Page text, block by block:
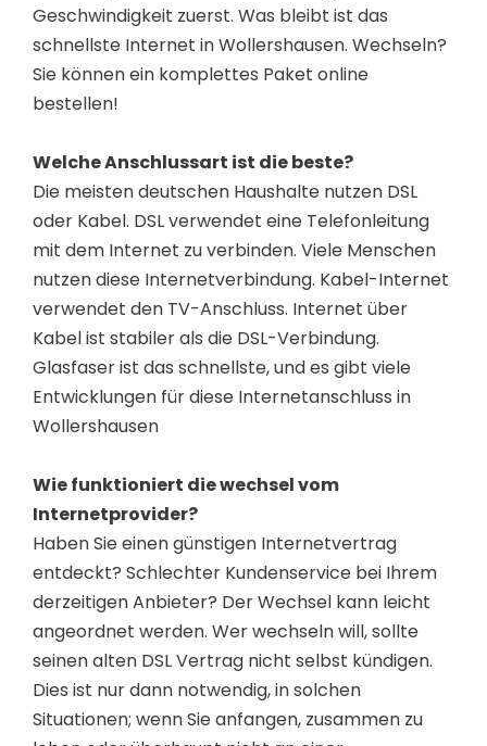
Geschwindigkeit zuerst. Was bleibt ist das
schnellste Internet in Wollershausen. Wechseln?
Sie können ein komplettes Paket online
bestellen!
Welche Anschlussart ist die beste?
Die meisten deutschen Haushalte nutzen DSL
oder Kabel. DSL verwendet eine Telefonleitung
mit dem Internet zu verbinden. Viele Menschen
nutzen diese Internetverbindung. Kabel-Internet
verwendet den TV-Anschluss. Internet über
Kabel ist stabiler als die DSL-Verbindung.
Glasfaser ist das schnellste, und es gibt viele
Entwicklungen für diese Internetanschluss in
Wollershausen
Wie funktioniert die wechsel vom
Internetprovider?
Haben Sie einen günstigen Internetvertrag
entdeckt? Schlechter Kundenservice bei Ihrem
derzeitigen Anbieter? Der Wechsel kann leicht
angeordnet werden. Wer wechseln will, sollte
seinen alten DSL Vertrag nicht selbst kündigen.
Dies ist nur dann notwendig, in solchen
Situationen; wenn Sie anfangen, zusammen zu